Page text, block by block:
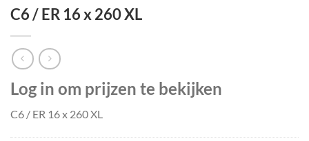
C6 / ER 16 x 260 XL
Log in om prijzen te bekijken
C6 / ER 16 x 260 XL